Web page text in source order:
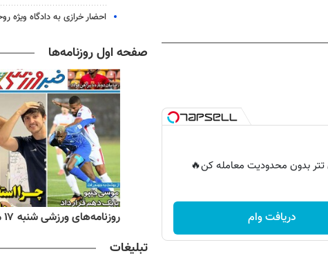
تتر بدون محدودیت معامله کن🔥
دریافت وام
احضار خرازی به دادگاه ویژه
صفحه اول روزنامه‌ها
روزنامه‌های اقتصادی شنبه ۱۷ مرداد ۱۴۰۵ روزنامه‌های ورزشی شنبه ۱۷ مرداد ۱۴۰۵
تبلیغات